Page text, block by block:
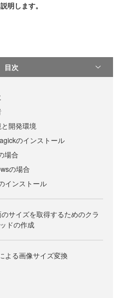
明します。
目次
開発環境
のインストール
場合
の場合
インストール
サイズを取得するためのクラ
ドの作成
よる画像サイズ変換